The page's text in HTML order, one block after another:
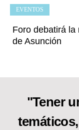
Foro debatirá la
de Asunción
EVENTOS
"Tener